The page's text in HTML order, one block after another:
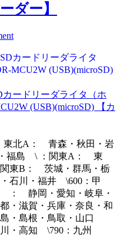
ダー】
ードリーダライタ（ホ
(USB)(microSD) 【カ
北A： 青森・秋田・岩
福島 \ ：関東A： 東
東B： 茨城・群馬・栃
石川・福井 \600：甲
静岡・愛知・岐阜・
滋賀・兵庫・奈良・和
・島根・鳥取・山口
・高知 \790：九州